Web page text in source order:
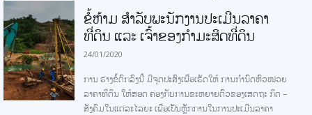
ຂໍ້ຫ້າມ ສຳລັບພະນັກງານປະເມີນລາຄາ
ທີ່ດິນ ແລະ ເຈົ້າຂອງກໍາມະສິດທີ່ດິນ
24/01/2020
ການ ຮ່າງຂໍ້ຕົກລົງນີ້ ມີຈຸດປະສົງເພື່ອເຮັດໃຫ້ ການກຳນົດຫົວໜ່ວຍ
ລາຄາທີ່ດິນ ໃຫ້ສອດ ຄ່ອງກັບການຂະຫຍາຍຕົວຂອງເສດຖະ ກິດ –
ສັງຄົມໃນແຕ່ລະໄລຍະ ເພື່ອເປັນຫຼັກການໃນການປະເມີນລາຄາ